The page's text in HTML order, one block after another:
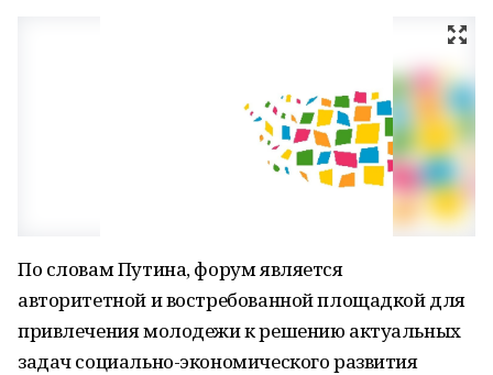
По словам Путина, форум является
авторитетной и востребованной площадкой для
привлечения молодежи к решению актуальных
задач социально-экономического развития